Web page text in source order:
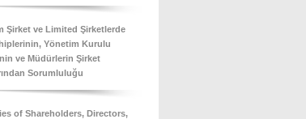
Şirket ve Limited Şirketlerde
Yönetim Kurulu
ve Müdürlerin Şirket
Sorumluluğu
of Shareholders, Directors,